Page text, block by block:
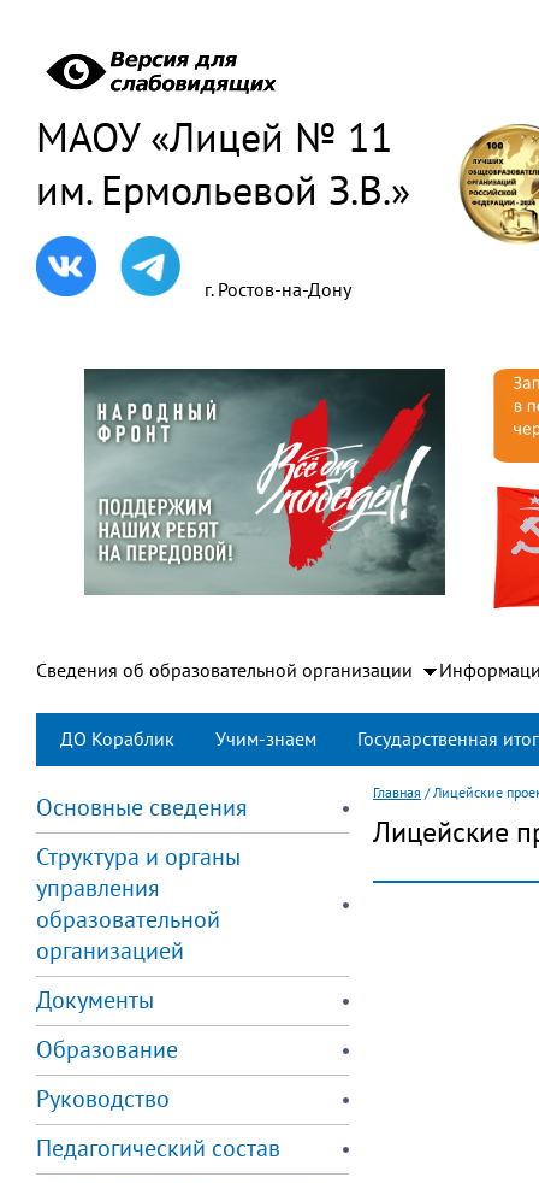
МАОУ «Лицей № 11
им. Ермольевой З.В.»
г. Ростов-на-Дону
Сведения об образовательной организации
ДО Кораблик Учим-знаем Государственная
Основные сведения
Структура и органы
управления
образовательной
организацией
Документы
Образование
Руководство
Педагогический состав
Главная /Лицейские
Лицейские